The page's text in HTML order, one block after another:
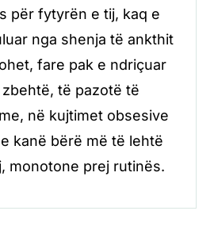
për fytyrën e tij, kaq e
nga shenja të ankthit
fare pak e ndriçuar
të pazotë të
në kujtimet obsesive
kanë bërë më të lehtë
monotone prej rutinës.